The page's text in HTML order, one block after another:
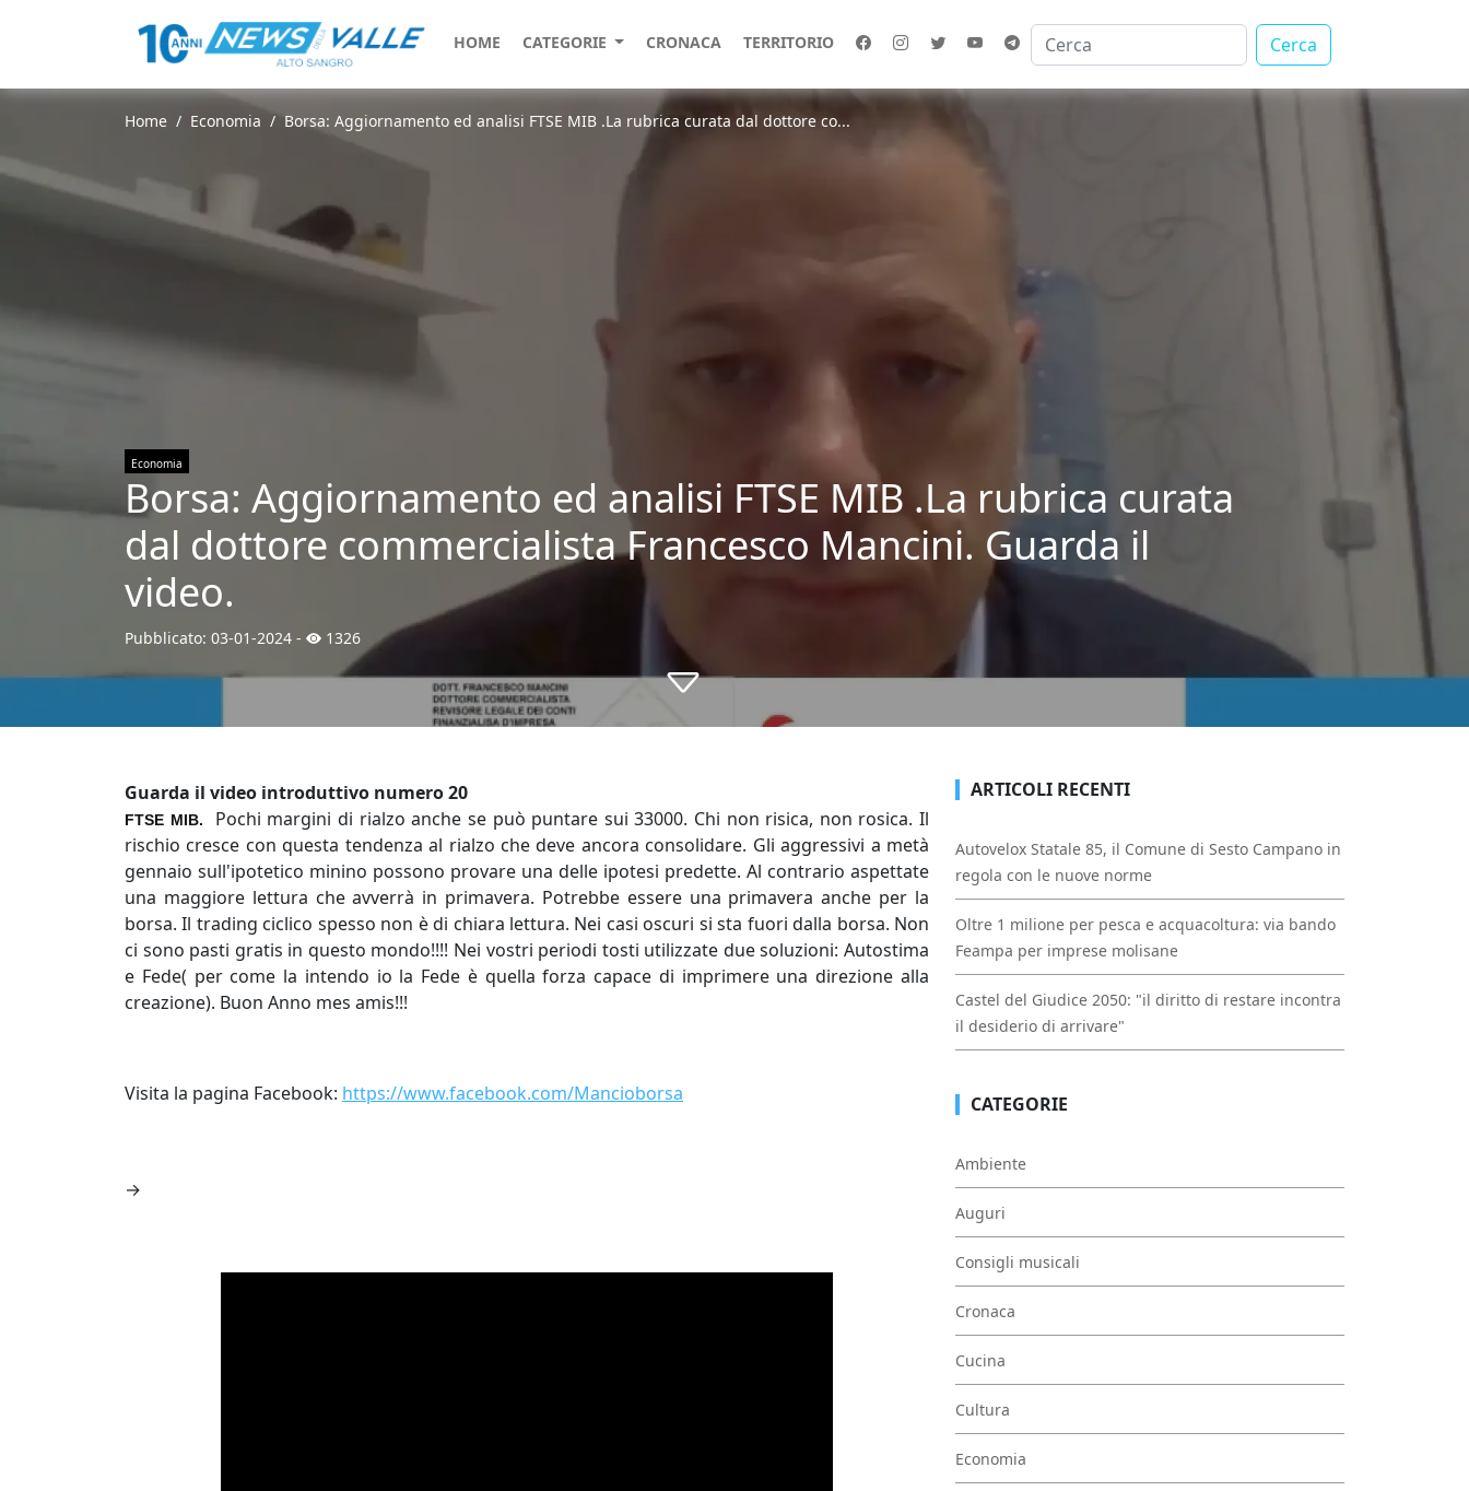
HOME CATEGORIE CRONACA TERRITORIO Cerca
Home Economia Borsa: Aggiornamento ed analisi FTSE MIB .La rubrica curata dal dottore co...
Economia
Borsa: Aggiornamento ed analisi FTSE MIB .La rubrica curata
dal dottore commercialista Francesco Mancini. Guarda il
video.
Pubblicato: 03-01-2024 - 1326
Guarda il video introduttivo numero 20
FTSE MIB.
Pochi margini di rialzo anche se può puntare sui 33000. Chi non risica, non rosica. Il
rischio cresce con questa tendenza al rialzo che deve ancora consolidare. Gli aggressivi a metà
gennaio sull'ipotetico minino possono provare una delle ipotesi predette. Al contrario aspettate
una maggiore lettura che avverrà in primavera. Potrebbe essere una primavera anche per la
borsa. Il trading ciclico spesso non è di chiara lettura. Nei casi oscuri si sta fuori dalla borsa. Non
ci sono pasti gratis in questo mondo!!!! Nei vostri periodi tosti utilizzate due soluzioni: Autostima
e Fede( per come la intendo io la Fede è quella forza capace di imprimere una direzione alla
creazione). Buon Anno mes amis!!!
Visita la pagina Facebook: https://www.facebook.com/Mancioborsa
→
ARTICOLI RECENTI
Autovelox Statale 85, il Comune di Sesto Campano in
regola con le nuove norme
Oltre 1 milione per pesca e acquacoltura: via bando
Feampa per imprese molisane
Castel del Giudice 2050: "il diritto di restare incontra
il desiderio di arrivare"
CATEGORIE
Ambiente
Auguri
Consigli musicali
Cronaca
Cucina
Cultura
Economia